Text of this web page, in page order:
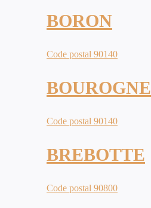
BORON
Code postal 90140
BOUROGNE
Code postal 90140
BREBOTTE
Code postal 90800